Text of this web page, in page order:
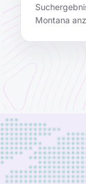
Montana